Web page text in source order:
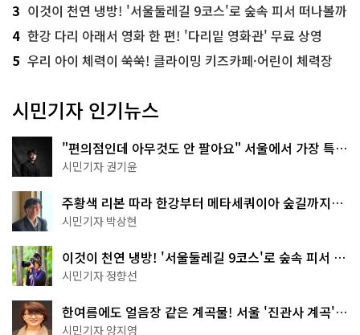
3 이것이 천연 냉방! '서울둘레길 9코스'로 숲속 피서 떠나볼까
4 한강 다리 아래서 영화 한 편! '다리밑 영화관' 무료 상영
5 우리 아이 체력이 쑥쑥! 클라이밍 키즈카페·어린이 체력장
시민기자 인기뉴스
"편의점인데 아무것도 안 팔아요" 서울에서 가장 특별
한 편의점의 정체
시민기자 권기윤
주황색 리본 따라 한강부터 메타세쿼이아 숲길까지…
서울둘레길 15코스
시민기자 박상현
이것이 천연 냉방! '서울둘레길 9코스'로 숲속 피서 떠
나볼까
시민기자 정향선
한여름에도 얼음장 같은 계곡물! 서울 '진관사 계곡'이
천국이네~
시민기자 양지영